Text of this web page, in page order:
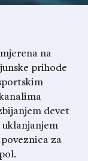
na
prihode
devet
za